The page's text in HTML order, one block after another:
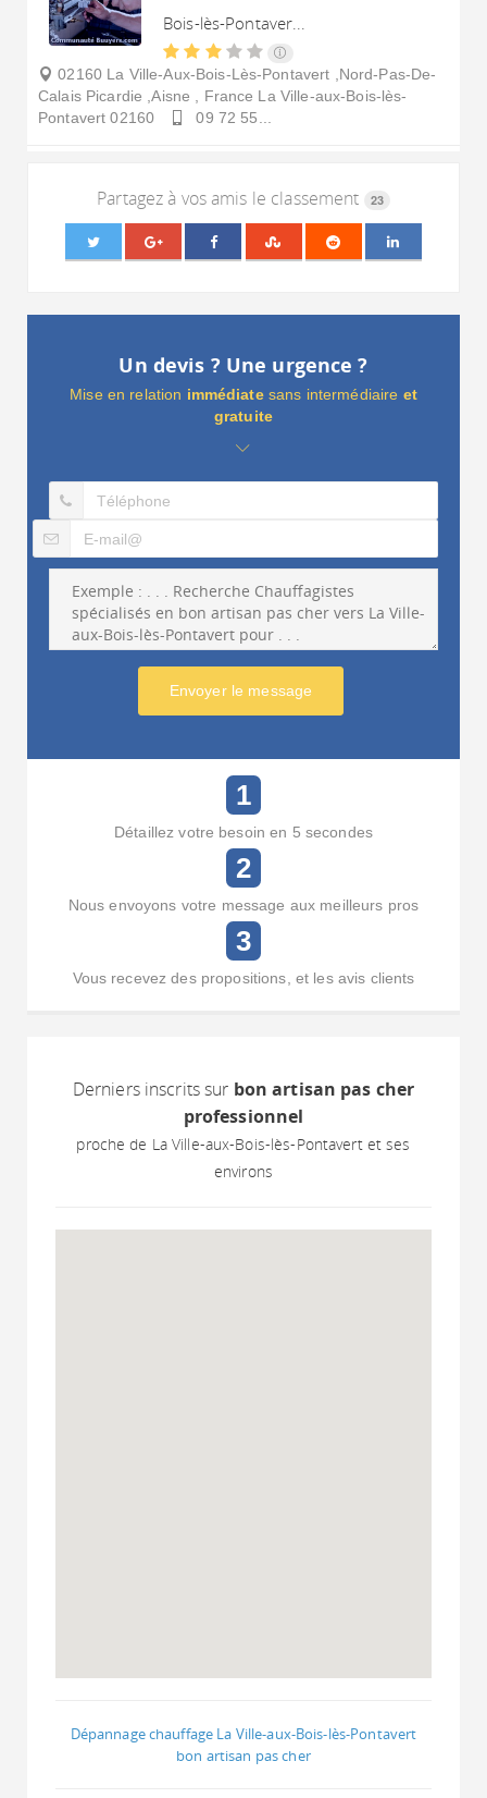
Bois-lès-Pontaver...
02160 La Ville-Aux-Bois-Lès-Pontavert ,Nord-Pas-De-
Calais Picardie ,Aisne , France La Ville-aux-Bois-lès-
Pontavert 02160 09 72 55...
Partagez à vos amis le classement 23
Un devis ? Une urgence ?
Mise en relation immédiatesans intermédiaire et
gratuite
Envoyer le message
1
Détaillez votre besoin en 5 secondes
2
Nous envoyons votre message aux meilleurs pros
3
Vous recevez des propositions, et les avis clients
Derniers inscrits sur bon artisan pas cher
professionnel
proche de La Ville-aux-Bois-lès-Pontavert et ses
environs
Dépannage chauffage La Ville-aux-Bois-lès-Pontavert
bon artisan pas cher